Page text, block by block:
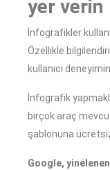
yer verin
İnfografikler
Özellikle
kullanıcı
İnfografik
birçok araç
şablonuna
Google,